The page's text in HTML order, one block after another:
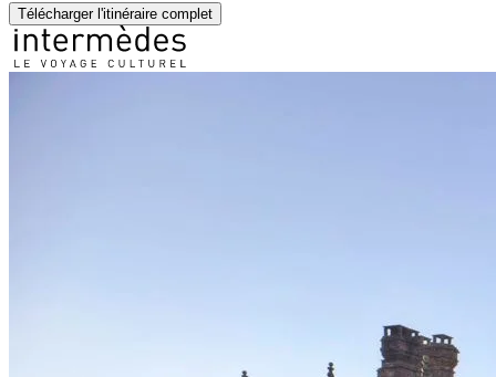
Télécharger l'itinéraire complet